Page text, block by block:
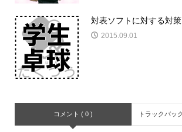
対表ソフトに対する対策
2015.09.01
コメント ( 0 ) トラックバッ